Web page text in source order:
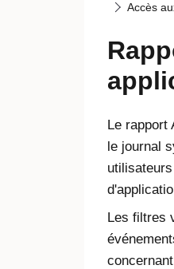
Accès
Le rapport
le journal
Les filtres